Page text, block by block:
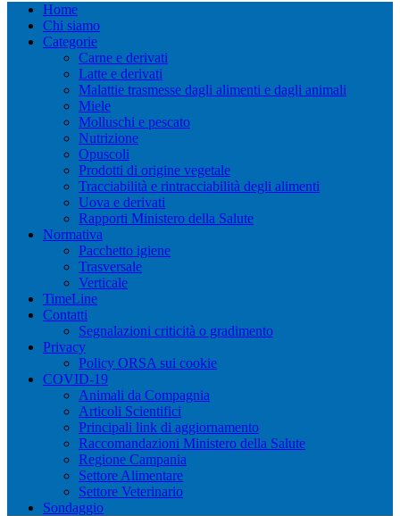
Home
Chi siamo
Categorie
Carne e derivati
Latte e derivati
Malattie trasmesse dagli alimenti e dagli animali
Miele
Molluschi e pescato
Nutrizione
Opuscoli
Prodotti di origine vegetale
Tracciabilità e rintracciabilità degli alimenti
Uova e derivati
Rapporti Ministero della Salute
Normativa
Pacchetto igiene
Trasversale
Verticale
TimeLine
Contatti
Segnalazioni criticità o gradimento
Privacy
Policy ORSA sui cookie
COVID-19
Animali da Compagnia
Articoli Scientifici
Principali link di aggiornamento
Raccomandazioni Ministero della Salute
Regione Campania
Settore Alimentare
Settore Veterinario
Sondaggio